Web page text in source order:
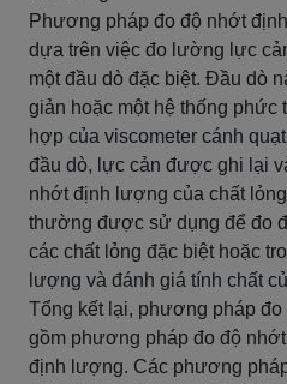
Phương pháp đo độ nhớt
dựa trên việc đo lường lực
một đầu dò đặc biệt. Đầu dò
giản hoặc một hệ thống
hợp của viscometer cánh
đầu dò, lực cản được ghi lại
nhớt định lượng của chất
thường được sử dụng để đo
các chất lỏng đặc biệt hoặc
lượng và đánh giá tính chất
Tổng kết lại, phương pháp
gồm phương pháp đo độ
định lượng. Các phương